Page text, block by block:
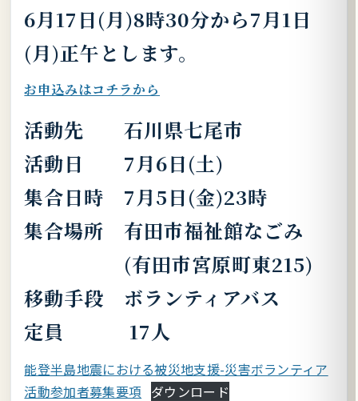
6月17日(月)8時30分から7月1日
(月)正午とします。
お申込みはコチラから
活動先 石川県七尾市
活動日 7月6日(土)
集合日時 7月5日(金)23時
集合場所 有田市福祉館なごみ
(有田市宮原町東215)
移動手段 ボランティアバス
定員 17人
能登半島地震における被災地支援-災害ボランティア
活動参加者募集要項 ダウンロード